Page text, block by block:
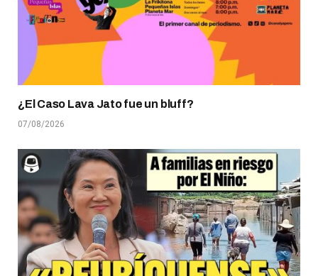
¿El Caso Lava Jato fue un bluff?
07/08/2026